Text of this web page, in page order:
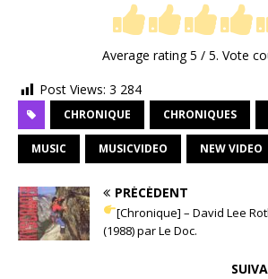
Average rating5 / 5. Vote
Post Views: 3 284
CHRONIQUE CHRONIQUES
MUSIC MUSICVIDEO NEW VIDEO
PRÉCÉDENT
[Chronique] – David Lee
(1988) par Le Doc.